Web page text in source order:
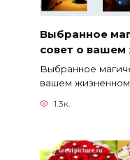
Выбранное
совет о вашем
Выбранное
вашем жизненном
1.3к.